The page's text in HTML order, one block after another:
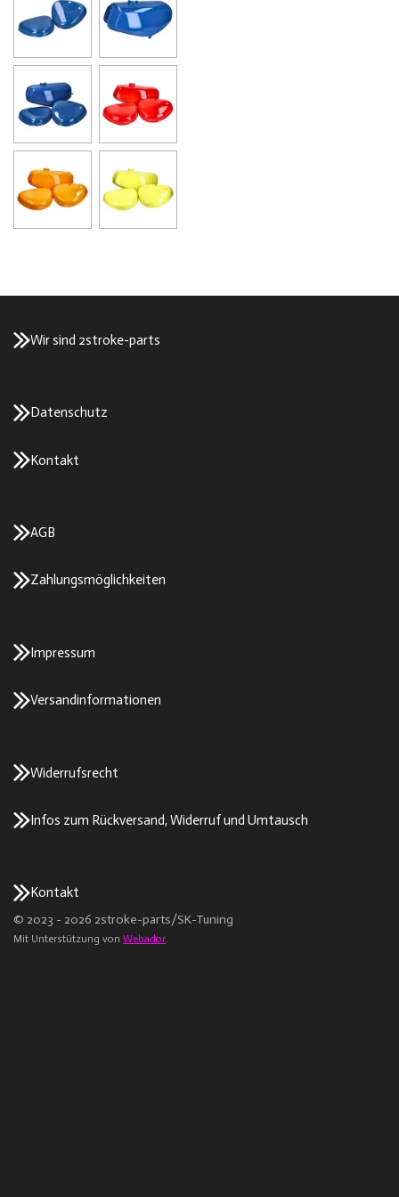
Wir sind 2stroke-parts
Datenschutz
Kontakt
AGB
Zahlungsmöglichkeiten
Impressum
Versandinformationen
Widerrufsrecht
Infos zum Rückversand, Widerruf und Umtausch
Kontakt
© 2023 - 2026 2stroke-parts/SK-Tuning
Mit Unterstützung von Webador